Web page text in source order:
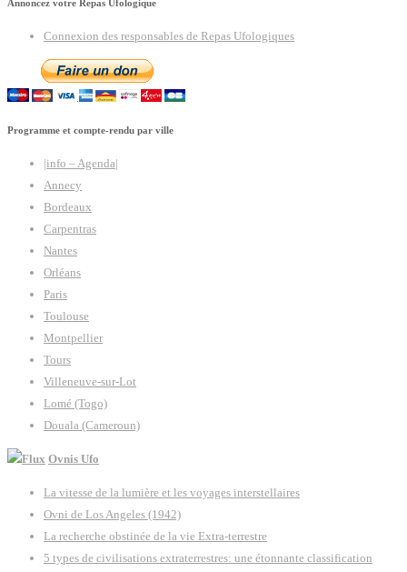
Annoncez votre Repas Ufologique
Connexion des responsables de Repas Ufologiques
Programme et compte-rendu par ville
|info – Agenda|
Annecy
Bordeaux
Carpentras
Nantes
Orléans
Paris
Toulouse
Montpellier
Tours
Villeneuve-sur-Lot
Lomé (Togo)
Douala (Cameroun)
Ovnis Ufo
La vitesse de la lumière et les voyages interstellaires
Ovni de Los Angeles (1942)
La recherche obstinée de la vie Extra-terrestre
5 types de civilisations extraterrestres: une étonnante classification